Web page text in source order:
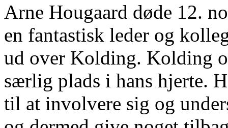
Arne Hougaard døde 12.
en fantastisk leder og
ud over Kolding. Kolding
særlig plads i hans hjerte.
til at involvere sig og